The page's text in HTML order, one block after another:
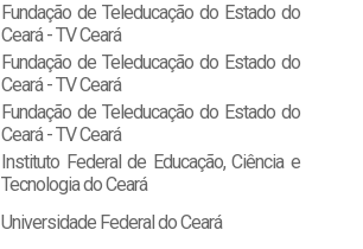
Fundação de Teleducação do Estado do
Ceará - TV Ceará
Fundação de Teleducação do Estado do
Ceará - TV Ceará
Fundação de Teleducação do Estado do
Ceará - TV Ceará
Instituto Federal de Educação, Ciência e
Tecnologia do Ceará
Universidade Federal do Ceará